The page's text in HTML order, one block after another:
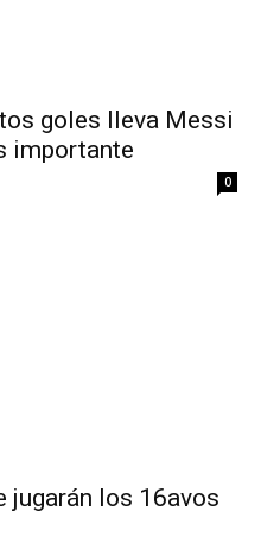
goles lleva Messi
importante
0
jugarán los 16avos